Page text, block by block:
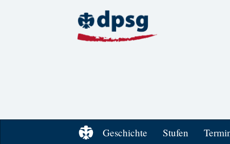
Geschichte Stufen